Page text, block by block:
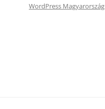
WordPress Magyarország